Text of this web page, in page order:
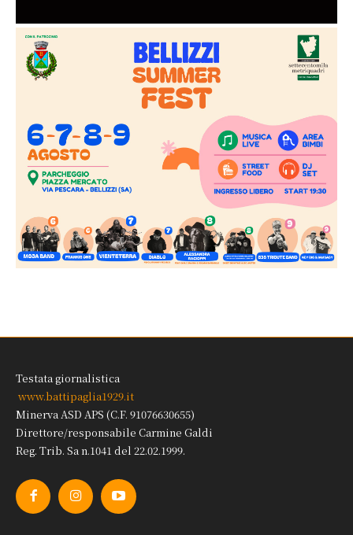
Testata giornalistica
www.battipaglia1929.it
Minerva ASD APS (C.F. 91076630655)
Direttore/responsabile Carmine Galdi
Reg. Trib. Sa n.1041 del 22.02.1999.